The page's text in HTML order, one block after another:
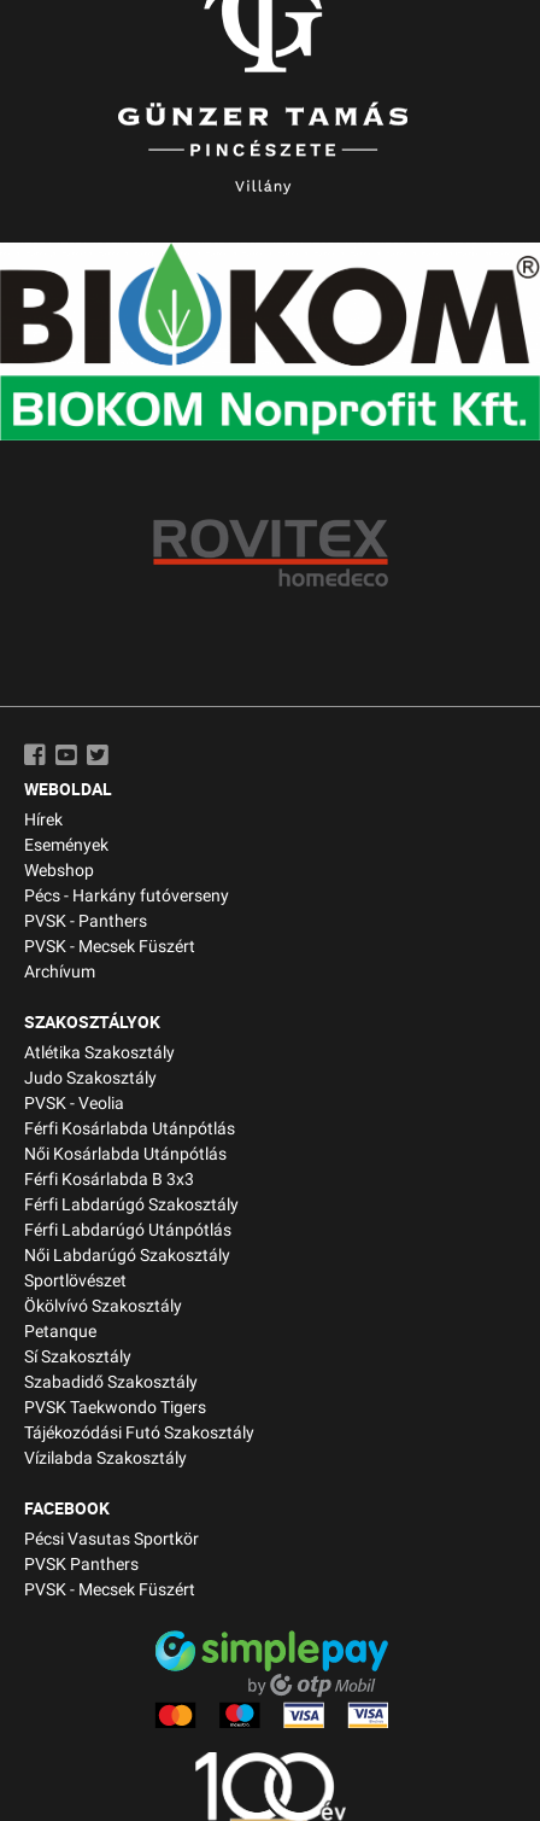
WEBOLDAL
Hírek
Események
Webshop
Pécs - Harkány futóverseny
PVSK - Panthers
PVSK - Mecsek Füszért
Archívum
SZAKOSZTÁLYOK
Atlétika Szakosztály
Judo Szakosztály
PVSK - Veolia
Férfi Kosárlabda Utánpótlás
Női Kosárlabda Utánpótlás
Férfi Kosárlabda B 3x3
Férfi Labdarúgó Szakosztály
Férfi Labdarúgó Utánpótlás
Női Labdarúgó Szakosztály
Sportlövészet
Ökölvívó Szakosztály
Petanque
Sí Szakosztály
Szabadidő Szakosztály
PVSK Taekwondo Tigers
Tájékozódási Futó Szakosztály
Vízilabda Szakosztály
FACEBOOK
Pécsi Vasutas Sportkör
PVSK Panthers
PVSK - Mecsek Füszért